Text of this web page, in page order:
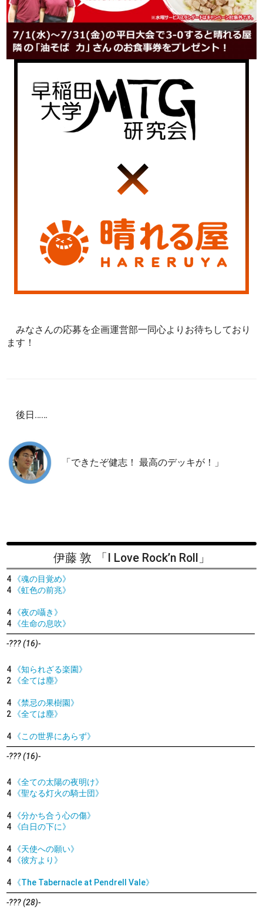
みなさんの応募を企画運営部一同心よりお待ちしており
ます！
後日……
「できたぞ健志！ 最高のデッキが！」
伊藤 敦 「I Love Rock’n Roll」
4
《魂の目覚め》
4
《虹色の前兆》
4
《夜の囁き》
4
《生命の息吹》
-??? (16)-
4
《知られざる楽園》
2
《全ては塵》
4
《禁忌の果樹園》
2
《全ては塵》
4 《この世界にあらず》
-??? (16)-
4
《全ての太陽の夜明け》
4
《聖なる灯火の騎士団》
4
《分かち合う心の傷》
4
《白日の下に》
4
《天使への願い》
4
《彼方より》
4 《The Tabernacle at Pendrell Vale》
-??? (28)-